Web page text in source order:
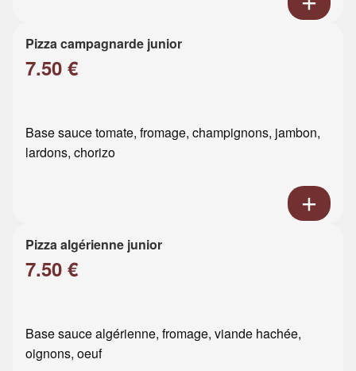
Pizza campagnarde junior
7.50 €
Base sauce tomate, fromage, champignons, jambon,
lardons, chorizo
Pizza algérienne junior
7.50 €
Base sauce algérienne, fromage, viande hachée,
oignons, oeuf